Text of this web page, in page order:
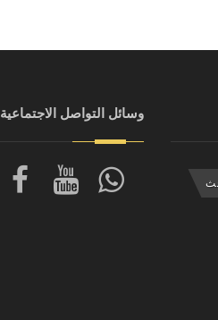
وسائل التواصل الاجتماعية